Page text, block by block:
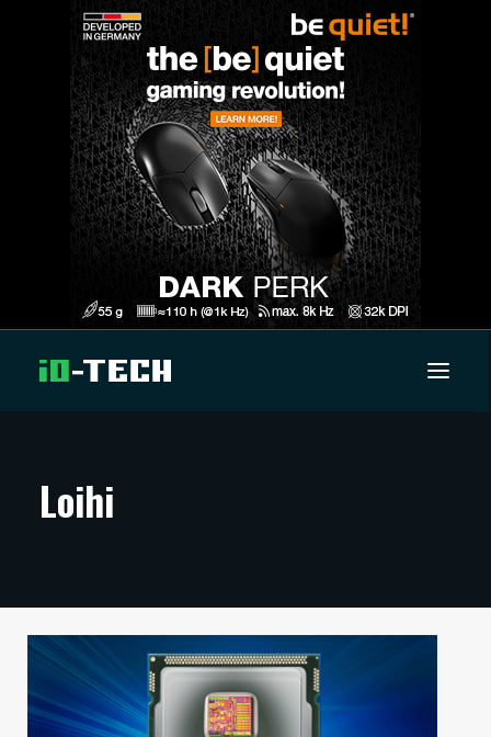
ARTIKKELIT
TECHBBS
TIETOA
HINTA.FI
Loihi